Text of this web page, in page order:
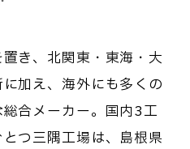
き、北関東・東海・大
加え、海外にも多くの
合メーカー。国内3工
つ三隅工場は、島根県